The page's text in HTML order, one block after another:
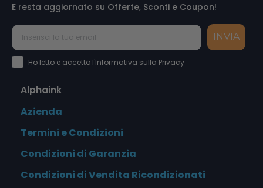
E resta aggiornato su Offerte, Sconti e Coupon!
INVIA
Accettazione Privacy Policy
Ho letto e accetto l'Informativa sulla Privacy
Alphaink
Azienda
Termini e Condizioni
Condizioni di Garanzia
Condizioni di Vendita Ricondizionati